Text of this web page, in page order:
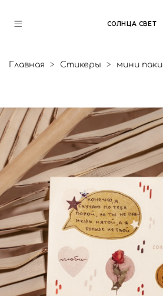
СОЛНЦА СВЕТ
Главная Стикеры мини паки